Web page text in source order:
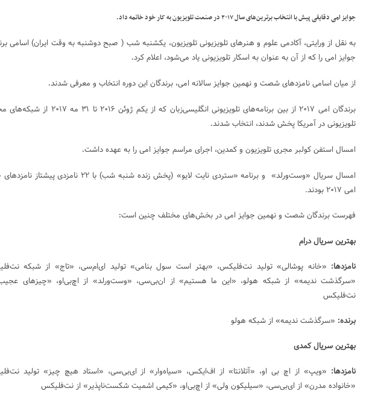
جوایز امی دقایقی پیش با انتخاب برترین‌های سال ۲۰۱۷ در صنعت تلویزیون به کار خود خاتمه داد.
به نقل از ورایتی، آکادمی علوم و هنرهای تلویزیونی تلویزیون، یکشنبه شب ( صبح دوشنبه به وقت ایران) اسامی
جوایز امی را که از آن به عنوان به اسکار تلویزیونی یاد می‌شود، اعلام کرد.
از میان اسامی نامزدهای شصت و نهمین جوایز سالانه امی، برندگان این دوره انتخاب و معرفی شدند.
برندگان امی ۲۰۱۷ از بین برنامه‌های تلویزیونی انگلیسی‌زبان که از یکم ژوئن
تلویزیونی در آمریکا پخش شدند، انتخاب شدند.
امسال استفن کولبر مجری تلویزیون و کمدین، اجرای مراسم جوایز امی را به عهده داشت.
امسال سریال «وست‌ورلد» و برنامه «ستردی نایت لایو» (پخش زنده شنبه شب‌) با ۲۲ نامزدی
امی ۲۰۱۷ بودند.
فهرست برندگان شصت و نهمین جوایز امی در بخش‌های مختلف چنین است:
بهترین سریال درام
نامزدها: «خانه پوشالی» تولید نت‌فلیکس، «بهتر است سول بنامی» تولید ای‌ام‌سی، «تاج» از شبکه
«سرگذشت ندیمه» از شبکه هولو، «این ما هستیم» از ان‌بی‌سی، «وست‌ورلد» از اچ‌بی‌او، «چیزهای
نت‌فلیکس
برنده: «سرگذشت ندیمه» از شبکه هولو
بهترین سریال کمدی
نامزدها: «ویپ» از اچ بی او، «آتلانتا» از اف‌ایکس، «سیاه‌وار» از ای‌بی‌سی، «استاد هیچ چیز» تولید
«خانواده مدرن» از ای‌بی‌سی، «سیلیکون ولی» از اچ‌بی‌او، «کیمی اشمیت شکست‌ناپذیر» از نت‌فلیکس